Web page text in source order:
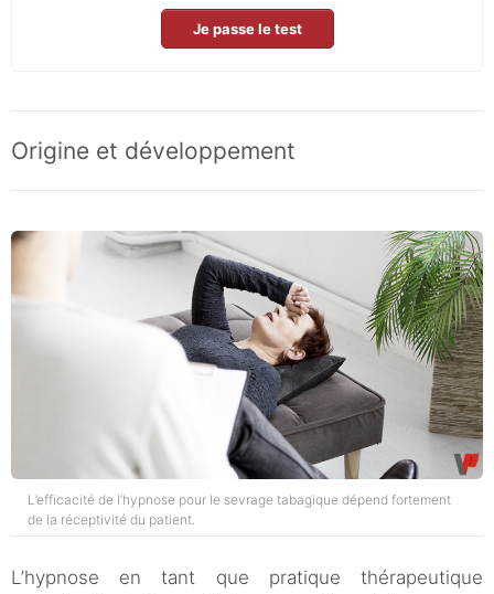
Je passe le test
Origine et développement
L’efficacité de l’hypnose pour le sevrage tabagique dépend fortement
de la réceptivité du patient.
L’hypnose en tant que pratique thérapeutique